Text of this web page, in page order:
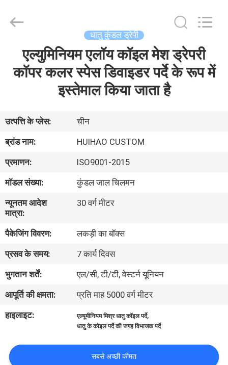
हमारे
बारे
में
कारखाने
का
दौरा
गुणवत्ता
नियंत्रण
हमसे
करें
Mesh
Product
धातु कुंडल ड्रेपी
एल्युमिनियम एलॉय कॉइल मेश ड्रेपरी
कॉपर कलर स्पेस डिवाइडर पर्दे के रूप में
इस्तेमाल किया जाता है
उत्पत्ति के प्लेस:
चीन
ब्रांड नाम:
HUIHAO CUSTOM
प्रमाणन:
ISO9001-2015
मॉडल संख्या:
कुंडल जाल चिलमन
न्यूनतम आदेश
मात्रा:
30 वर्ग मीटर
पैकेजिंग विवरण:
लकड़ी का बॉक्स
प्रसव के समय:
7 कार्य दिवस
भुगतान शर्तें:
एल/सी, टी/टी, वेस्टर्न यूनियन
आपूर्ति की क्षमता:
प्रति माह 5000 वर्ग मीटर
हाइलाइट:
एल्यूमीनियम मिश्र धातु कॉइल पर्दे,
धातु के कोइल पर्दे की जगह विभाजक पर्दे
सबसे अच्छी कीमत